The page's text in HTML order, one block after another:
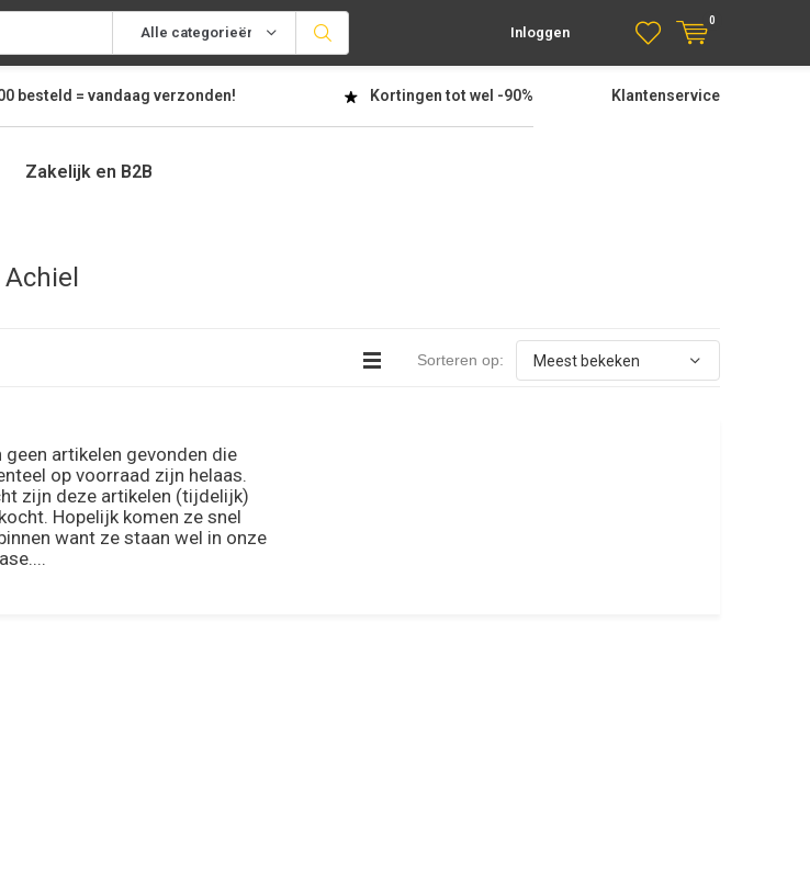
Alle categorieën Inloggen
0
besteld = vandaag verzonden! Kortingen tot wel -90% Klantenservice
Zakelijk en B2B
Sorteren op:
geen artikelen gevonden die
op voorraad zijn helaas.
zijn deze artikelen (tijdelijk)
Hopelijk komen ze snel
want ze staan wel in onze